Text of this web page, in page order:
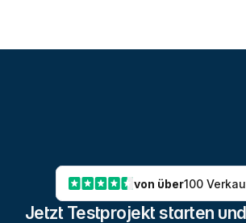
von über100
Jetzt Testprojekt starten